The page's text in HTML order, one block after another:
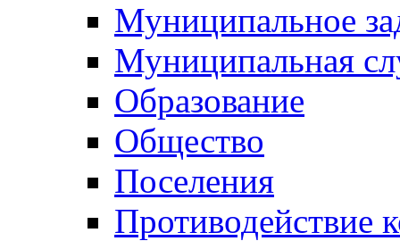
Муниципальное
Муниципальная
Образование
Общество
Поселения
Противодействие